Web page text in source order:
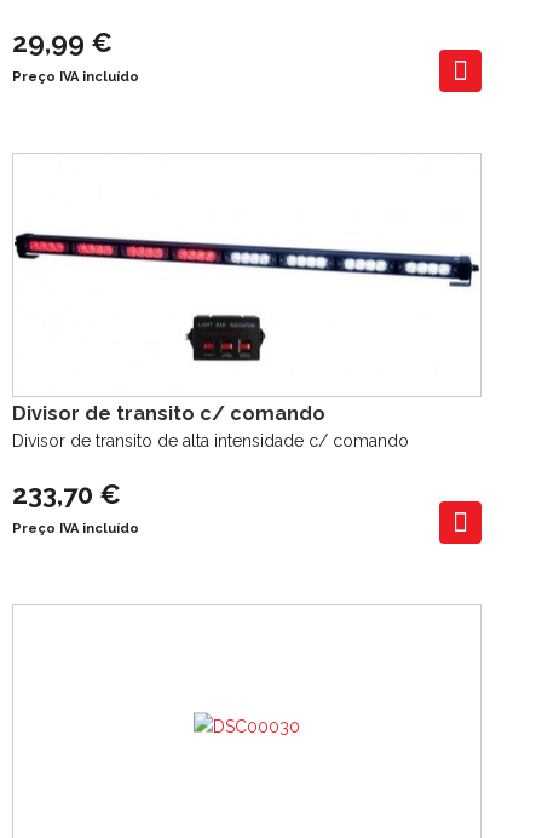
29,99 €
Preço IVA incluído
Divisor de transito c/ comando
Divisor de transito de alta intensidade c/ comando
233,70 €
Preço IVA incluído